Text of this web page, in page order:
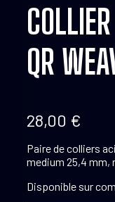
QR
28,00 €
Paire de colliers
medium 25,4 mm,
Disponible sur